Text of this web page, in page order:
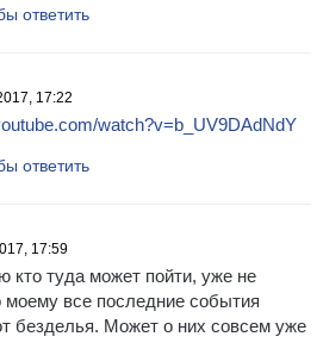
ответить
17:22
watch?v=b_UV9DAdNdY
ответить
17:59
кто туда может пойти, уже не
все последние события
безделья. Может о них совсем уже